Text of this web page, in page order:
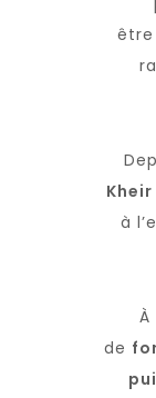
être
Kheir
à
de